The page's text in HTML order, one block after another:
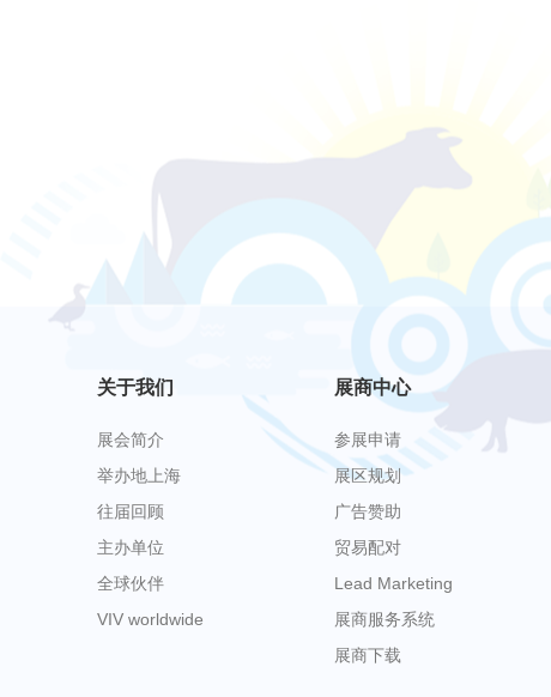
关于我们
展会简介
举办地上海
往届回顾
主办单位
全球伙伴
VIV worldwide
展商中心
参展申请
展区规划
广告赞助
贸易配对
Lead Marketing
展商服务系统
展商下载